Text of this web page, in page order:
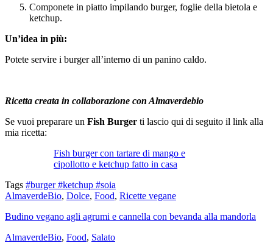
Componete in piatto impilando burger, foglie della bietola e
ketchup.
Un’idea in più:
Potete servire i burger all’interno di un panino caldo.
Ricetta creata in collaborazione con Almaverdebio
Se vuoi preparare un Fish Burger ti lascio qui di seguito il link alla
mia ricetta:
Fish burger con tartare di mango e
cipollotto e ketchup fatto in casa
Tags #burger#ketchup #soia
AlmaverdeBio, Dolce, Food, Ricette vegane
Budino vegano agli agrumi e cannella con bevanda alla mandorla
AlmaverdeBio, Food, Salato